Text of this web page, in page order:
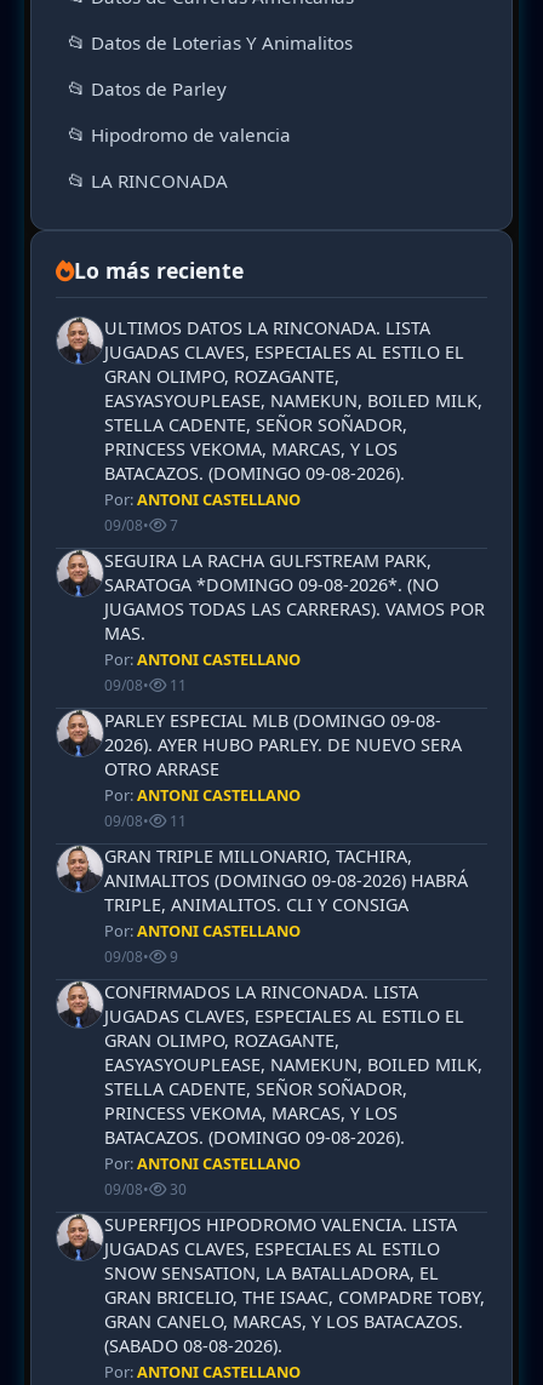
📂 Datos de Loterias Y Animalitos
📂 Datos de Parley
📂 Hipodromo de valencia
📂 LA RINCONADA
Lo más reciente
ULTIMOS DATOS LA RINCONADA. LISTA
JUGADAS CLAVES, ESPECIALES AL ESTILO EL
GRAN OLIMPO, ROZAGANTE,
EASYASYOUPLEASE, NAMEKUN, BOILED MILK,
STELLA CADENTE, SEÑOR SOÑADOR,
PRINCESS VEKOMA, MARCAS, Y LOS
BATACAZOS. (DOMINGO 09-08-2026).
Por:ANTONI CASTELLANO
09/08• 7
SEGUIRA LA RACHA GULFSTREAM PARK,
SARATOGA *DOMINGO 09-08-2026*. (NO
JUGAMOS TODAS LAS CARRERAS). VAMOS POR
MAS.
Por:ANTONI CASTELLANO
09/08• 11
PARLEY ESPECIAL MLB (DOMINGO 09-08-
2026). AYER HUBO PARLEY. DE NUEVO SERA
OTRO ARRASE
Por:ANTONI CASTELLANO
09/08• 11
GRAN TRIPLE MILLONARIO, TACHIRA,
ANIMALITOS (DOMINGO 09-08-2026) HABRÁ
TRIPLE, ANIMALITOS. CLI Y CONSIGA
Por:ANTONI CASTELLANO
09/08• 9
CONFIRMADOS LA RINCONADA. LISTA
JUGADAS CLAVES, ESPECIALES AL ESTILO EL
GRAN OLIMPO, ROZAGANTE,
EASYASYOUPLEASE, NAMEKUN, BOILED MILK,
STELLA CADENTE, SEÑOR SOÑADOR,
PRINCESS VEKOMA, MARCAS, Y LOS
BATACAZOS. (DOMINGO 09-08-2026).
Por:ANTONI CASTELLANO
09/08• 30
SUPERFIJOS HIPODROMO VALENCIA. LISTA
JUGADAS CLAVES, ESPECIALES AL ESTILO
SNOW SENSATION, LA BATALLADORA, EL
GRAN BRICELIO, THE ISAAC, COMPADRE TOBY,
GRAN CANELO, MARCAS, Y LOS BATACAZOS.
(SABADO 08-08-2026).
Por:ANTONI CASTELLANO